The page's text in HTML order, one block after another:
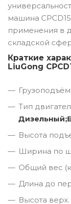
машина
применения в
складской
Краткие
LiuGong
Тип
Высота
Ширина по
Общий вес
Длина до
Высота